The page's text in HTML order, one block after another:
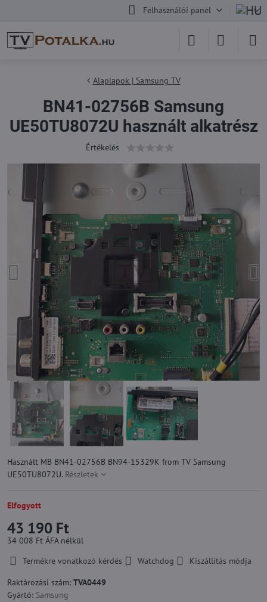
Felhasználói panel
Alaplapok | Samsung TV
BN41-02756B Samsung
UE50TU8072U használt alkatrész
Értékelés
Használt MB BN41-02756B BN94-15329K from TV Samsung
UE50TU8072U. Részletek
Elfogyott
43 190 Ft
34 008 Ft ÁFA nélkül
Termékre vonatkozó kérdés
Watchdog
Kiszállítás módja
Raktározási szám: TVA0449
Gyártó: Samsung